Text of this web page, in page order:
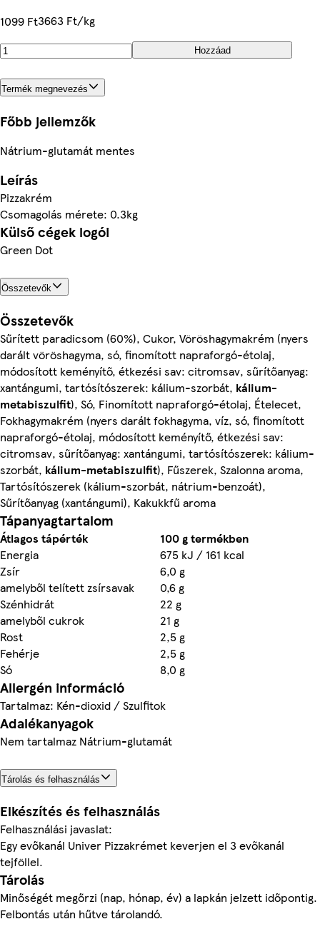
1099 Ft3663 Ft/kg
Hozzáad
Termék megnevezés
Főbb jellemzők
Nátrium-glutamát mentes
Leírás
Pizzakrém
Csomagolás mérete: 0.3kg
Külső cégek logói
Green Dot
Összetevők
Összetevők
Sűrített paradicsom (60%), Cukor, Vöröshagymakrém (nyers
darált vöröshagyma, só, finomított napraforgó-étolaj,
módosított keményítő, étkezési sav: citromsav, sűrítőanyag:
xantángumi, tartósítószerek: kálium-szorbát, kálium-
metabiszulfit), Só, Finomított napraforgó-étolaj, Ételecet,
Fokhagymakrém (nyers darált fokhagyma, víz, só, finomított
napraforgó-étolaj, módosított keményítő, étkezési sav:
citromsav, sűrítőanyag: xantángumi, tartósítószerek: kálium-
szorbát, kálium-metabiszulfit), Fűszerek, Szalonna aroma,
Tartósítószerek (kálium-szorbát, nátrium-benzoát),
Sűrítőanyag (xantángumi), Kakukkfű aroma
Tápanyagtartalom
Átlagos tápérték
100 g termékben
Energia
675 kJ / 161 kcal
Zsír
6,0 g
amelyből telített zsírsavak
0,6 g
Szénhidrát
22 g
amelyből cukrok
21 g
Rost
2,5 g
Fehérje
2,5 g
Só
8,0 g
Allergén információ
Tartalmaz: Kén-dioxid / Szulfitok
Adalékanyagok
Nem tartalmaz Nátrium-glutamát
Tárolás és felhasználás
Elkészítés és felhasználás
Felhasználási javaslat:
Egy evőkanál Univer Pizzakrémet keverjen el 3 evőkanál
tejföllel.
Tárolás
Minőségét megőrzi (nap, hónap, év) a lapkán jelzett időpontig.
Felbontás után hűtve tárolandó.